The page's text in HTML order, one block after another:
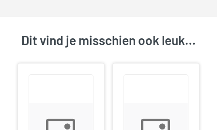
Dit vind je misschien ook leuk…